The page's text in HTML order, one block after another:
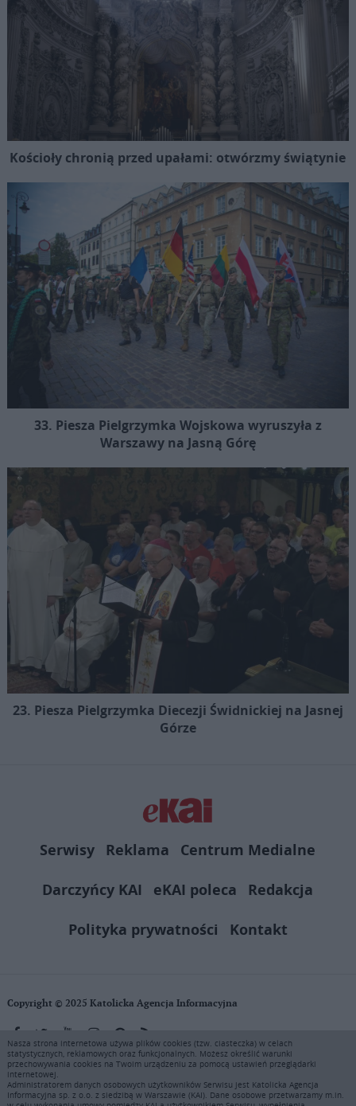
Kościoły chronią przed upałami: otwórzmy świątynie
33. Piesza Pielgrzymka Wojskowa wyruszyła z
Warszawy na Jasną Górę
23. Piesza Pielgrzymka Diecezji Świdnickiej na Jasnej
Górze
Serwisy Reklama
Centrum Medialne
Darczyńcy KAI
eKAI poleca
Redakcja
Polityka prywatności
Kontakt
Copyright © 2025 Katolicka Agencja Informacyjna
KAI zastrzega wszelkie prawa do serwisu. Użytkownicy mogą pobierać
i drukować fragmenty zawartości serwisu internetowego www.ekai.pl
wyłącznie do użytku osobistego. Publikacja, rozpowszechnianie
zawartości niniejszego serwisu lub jej sprzedaż (także framing i in.
Nasza strona internetowa używa plików cookies (tzw. ciasteczka) w celach
statystycznych, reklamowych oraz funkcjonalnych. Możesz określić warunki
przechowywania cookies na Twoim urządzeniu za pomocą ustawień przeglądarki
internetowej.
Administratorem danych osobowych użytkowników Serwisu jest Katolicka Agencja
Informacyjna sp. z o.o. z siedzibą w Warszawie (KAI). Dane osobowe przetwarzamy m.in.